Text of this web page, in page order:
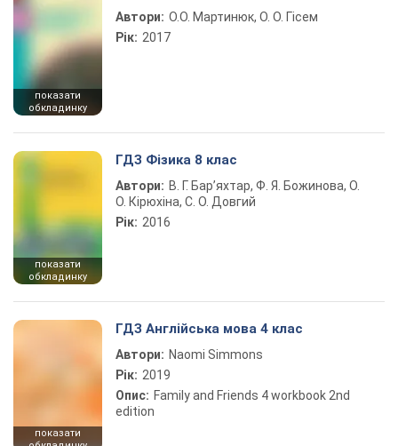
показати
обкладинку
Автори: О.О. Мартинюк, О. О. Гісем
Рік: 2017
показати
обкладинку
ГДЗ Фізика 8 клас
Автори: В. Г. Бар’яхтар, Ф. Я. Божинова, О.
О. Кірюхіна, С. О. Довгий
Рік: 2016
показати
ГДЗ Англійська мова 4 клас
Автори: Naomi Simmons
Рік: 2019
Опис: Family and Friends 4 workbook 2nd
edition